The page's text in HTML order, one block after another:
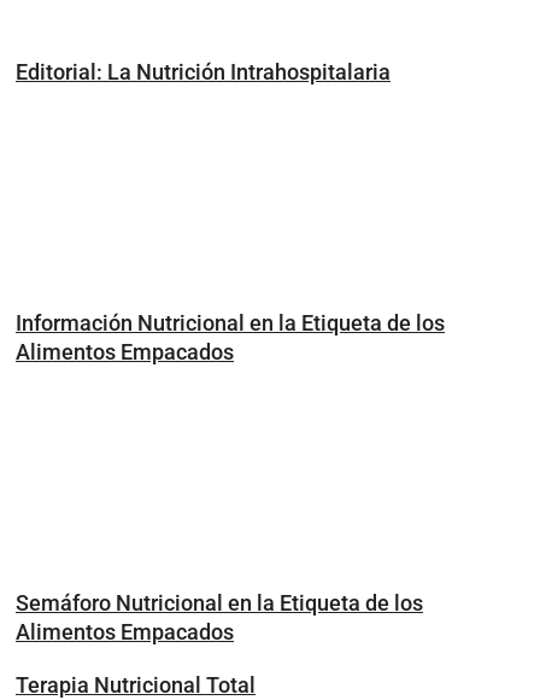
Editorial: La Nutrición Intrahospitalaria
Información Nutricional en la Etiqueta de los
Alimentos Empacados
Semáforo Nutricional en la Etiqueta de los
Alimentos Empacados
Terapia Nutricional Total